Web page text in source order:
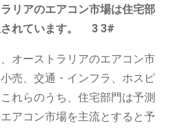
リアのエアコン市場は住宅部
されています。 3 3#
オーストラリアのエアコン市
売、交通・インフラ、ホスピ
れらのうち、住宅部門は予測
アコン市場を主流とすると予